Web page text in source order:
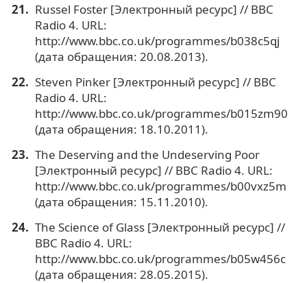
Russel Foster [Электронный ресурс] // BBC
Radio 4. URL:
http://www.bbc.co.uk/programmes/b038c5qj
(дата обращения: 20.08.2013).
Steven Pinker [Электронный ресурс] // BBC
Radio 4. URL:
http://www.bbc.co.uk/programmes/b015zm90
(дата обращения: 18.10.2011).
The Deserving and the Undeserving Poor
[Электронный ресурс] // BBC Radio 4. URL:
http://www.bbc.co.uk/programmes/b00vxz5m
(дата обращения: 15.11.2010).
The Science of Glass [Электронный ресурс] //
BBC Radio 4. URL:
http://www.bbc.co.uk/programmes/b05w456c
(дата обращения: 28.05.2015).